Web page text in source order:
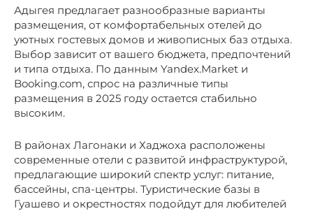
Адыгея предлагает разнообразные варианты
размещения, от комфортабельных отелей до
уютных гостевых домов и живописных баз отдыха.
Выбор зависит от вашего бюджета, предпочтений
и типа отдыха. По данным Yandex.Market и
Booking.com, спрос на различные типы
размещения в 2025 году остается стабильно
высоким.
В районах Лагонаки и Хаджоха расположены
современные отели с развитой инфраструктурой,
предлагающие широкий спектр услуг: питание,
бассейны, спа-центры. Туристические базы в
Гуашево и окрестностях подойдут для любителей